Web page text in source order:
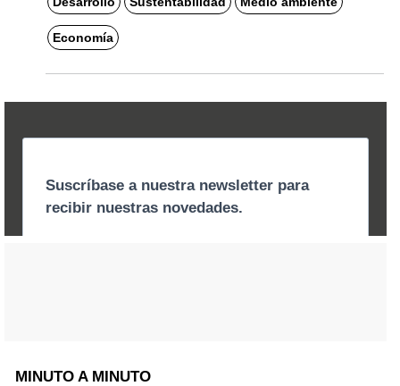
Economía
MINUTO A MINUTO